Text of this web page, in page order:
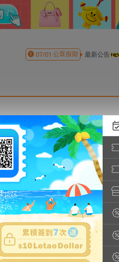
07/01 公眾假期 最新公告
運送損壞全額理賠